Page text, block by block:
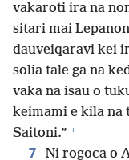
vakaroti ira na
sitari mai
dauveiqaravi kei
solia tale ga na
vaka na isau o
keimami e kila na
Saitoni.” +
7
Ni rogoca o